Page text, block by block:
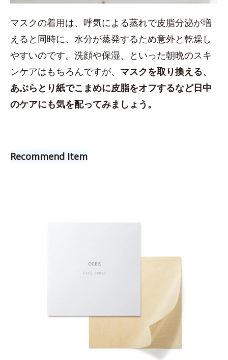
マスクの着用は、呼気による蒸れで皮脂分泌が増
えると同時に、水分が蒸発するため意外と乾燥し
やすいのです。洗顔や保湿、といった朝晩のスキ
ンケアはもちろんですが、 マスクを取り換える、
あぶらとり紙でこまめに皮脂をオフするなど日中
のケアにも気を配ってみましょう。
Recommend Item